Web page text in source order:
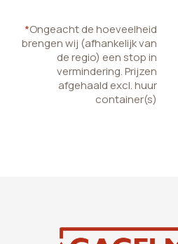
*Ongeacht de hoeveelheid
brengen wij (afhankelijk van
de regio) een stop in
vermindering. Prijzen
afgehaald excl. huur
container(s)